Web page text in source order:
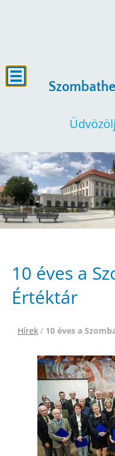
10 éves a
Értéktár
Hírek / 10 éves a